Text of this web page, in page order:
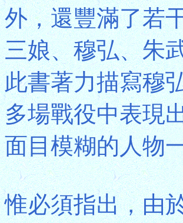
外，還豐滿了若
三娘、穆弘、朱
此書著力描寫穆
多場戰役中表現
面目模糊的人物
惟必須指出，由